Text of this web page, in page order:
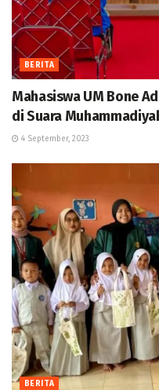
BERITA
Mahasiswa UM Bone
di Suara
4 September, 2023
BERITA